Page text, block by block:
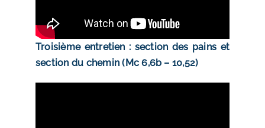
Troisième entretien : section des pains et
section du chemin (Mc 6,6b – 10,52)